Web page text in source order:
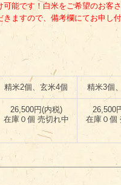
可能です！白米をご希望のお
ますので、備考欄にてお申
精米2個、玄米4個 精米3個
26,500円(内税)
在庫０個 売切れ中
26,500
在庫０個